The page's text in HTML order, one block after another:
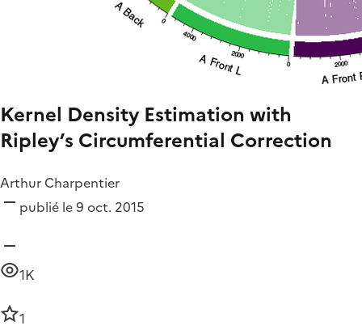
Kernel Density Estimation with
Ripley’s Circumferential Correction
Arthur Charpentier
publié le 9 oct. 2015
1K
1